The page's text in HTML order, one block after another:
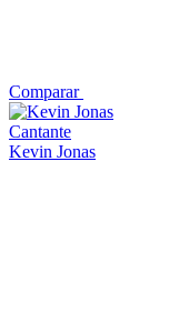
Comparar
Cantante
Kevin Jonas